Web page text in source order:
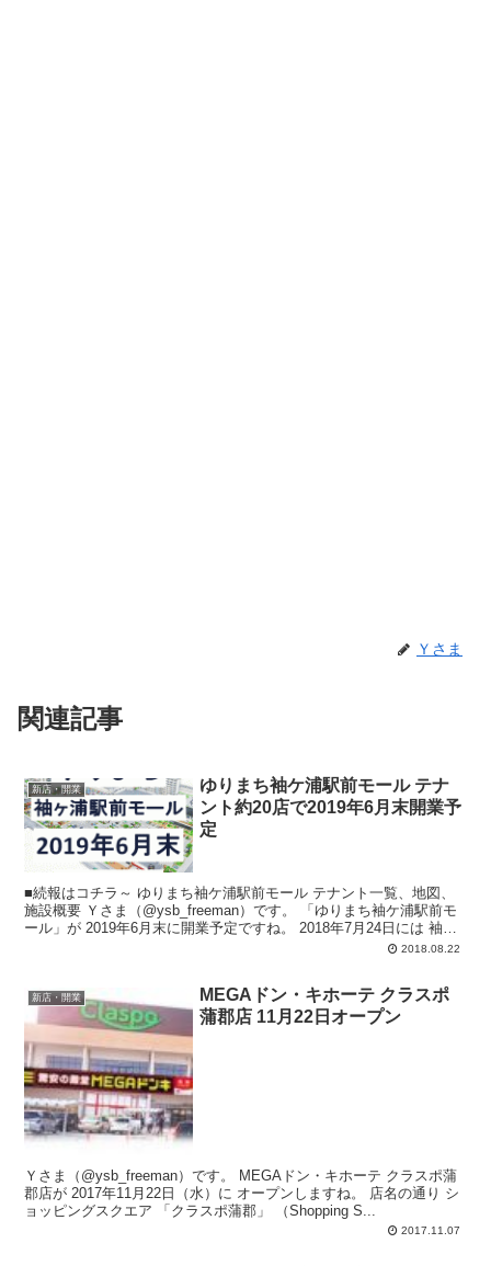
Ｙさま
関連記事
新店・開業
ゆりまち袖ケ浦駅前モール テナ
ント約20店で2019年6月末開業予
定
■続報はコチラ～ ゆりまち袖ケ浦駅前モール テナント一覧、地図、
施設概要 Ｙさま（@ysb_freeman）です。 「ゆりまち袖ケ浦駅前モ
ール」が 2019年6月末に開業予定ですね。 2018年7月24日には 袖
2018.08.22
新店・開業
MEGAドン・キホーテ クラスポ
蒲郡店 11月22日オープン
Ｙさま（@ysb_freeman）です。 MEGAドン・キホーテ クラスポ蒲
郡店が 2017年11月22日（水）に オープンしますね。 店名の通り シ
ョッピングスクエア 「クラスポ蒲郡」 （Shopping S...
2017.11.07